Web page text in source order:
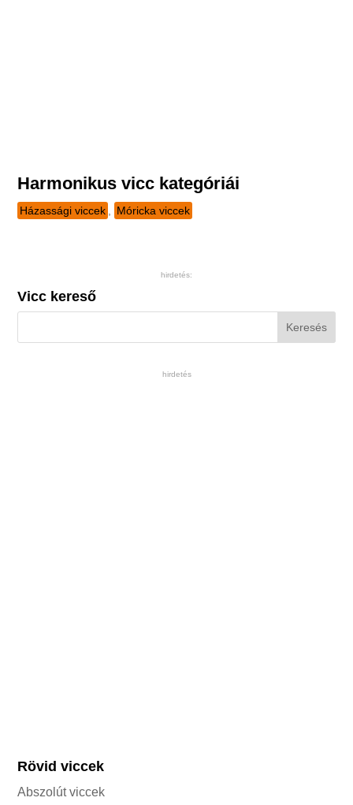
Harmonikus vicc kategóriái
Házassági viccek Móricka viccek
hirdetés:
Vicc kereső
hirdetés
Rövid viccek
Abszolút viccek